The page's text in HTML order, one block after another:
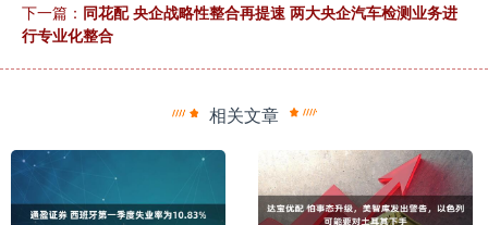
下一篇： 同花配 央企战略性整合再提速 两大央企汽车检测业务进
行专业化整合
相关文章